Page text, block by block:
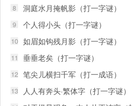
8 洞庭水月掩帆影（打一字谜）
9 个人得小头（打一字谜）
10 如眉如钩残月影（打一字谜）
11 垂垂老矣（打一字谜）
12 笔尖儿横扫千军（打一成语）
13 人人有奔头·繁体字（打一字谜）